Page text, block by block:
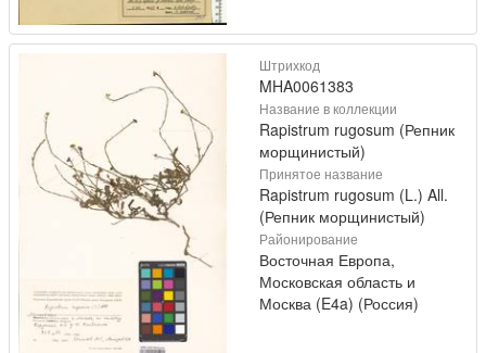
Штрихкод
MHA0061383
Название в коллекции
Rapistrum rugosum (Репник
морщинистый)
Принятое название
Rapistrum rugosum (L.) All.
(Репник морщинистый)
Районирование
Восточная Европа,
Московская область и
Москва (E4a) (Россия)